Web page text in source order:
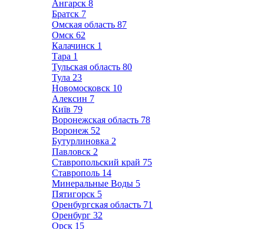
Ангарск 8
Братск 7
Омская область 87
Омск 62
Калачинск 1
Тара 1
Тульская область 80
Тула 23
Новомосковск 10
Алексин 7
Київ 79
Воронежская область 78
Воронеж 52
Бутурлиновка 2
Павловск 2
Ставропольский край 75
Ставрополь 14
Минеральные Воды 5
Пятигорск 5
Оренбургская область 71
Оренбург 32
Орск 15